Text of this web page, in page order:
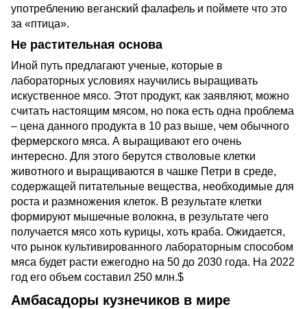
употреблению веганский фалафель и поймете что это
за «птица».
Не растительная основа
Иной путь предлагают ученые, которые в
лабораторных условиях научились выращивать
искуственное мясо. Этот продукт, как заявляют, можно
считать настоящим мясом, но пока есть одна проблема
– цена данного продукта в 10 раз выше, чем обычного
фермерского мяса. А выращивают его очень
интересно. Для этого берутся стволовые клетки
животного и выращиваются в чашке Петри в среде,
содержащей питательные вещества, необходимые для
роста и размножения клеток. В результате клетки
формируют мышечные волокна, в результате чего
получается мясо хоть курицы, хоть краба. Ожидается,
что рынок культивированного лабораторным способом
мяса будет расти ежегодно на 50 до 2030 года. На 2022
год его объем составил 250 млн.$
Амбасадоры кузнечиков в мире